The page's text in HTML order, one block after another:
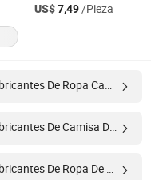
US$7,49/Pieza
Fabricantes De Camisa De Ropa